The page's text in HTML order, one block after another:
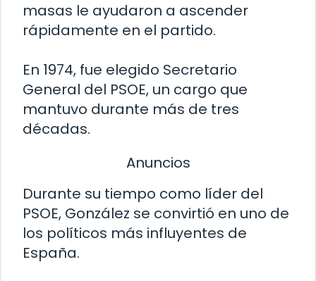
masas le ayudaron a ascender
rápidamente en el partido.
En 1974, fue elegido Secretario
General del PSOE, un cargo que
mantuvo durante más de tres
décadas.
Anuncios
Durante su tiempo como líder del
PSOE, González se convirtió en uno de
los políticos más influyentes de
España.